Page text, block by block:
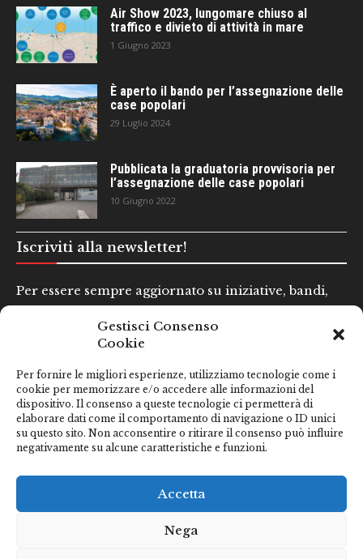
Gestisci Consenso
Cookie
Per fornire le migliori esperienze, utilizziamo tecnologie come i
cookie per memorizzare e/o accedere alle informazioni del
dispositivo. Il consenso a queste tecnologie ci permetterà di
elaborare dati come il comportamento di navigazione o ID unici
su questo sito. Non acconsentire o ritirare il consenso può influire
negativamente su alcune caratteristiche e funzioni.
Accetta
Nega
Air Show 2023, lungomare chiuso al
traffico e divieto di attività in mare
1 Giugno 2023
È aperto il bando per l’assegnazione delle
case popolari
29 Luglio 2024
Pubblicata la graduatoria provvisoria per
l’assegnazione delle case popolari
10 Giugno 2022
Iscriviti alla newsletter!
Per essere sempre aggiornato su iniziative, bandi,
Email*